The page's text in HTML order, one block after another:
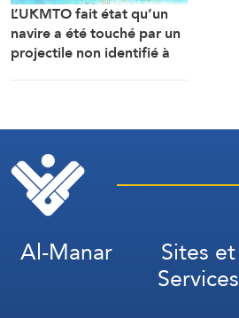
L’UKMTO fait état qu’un
navire a été touché par un
projectile non identifié à
L’incendie y a été maîtrisé.
Al-Manar Sites et
Services